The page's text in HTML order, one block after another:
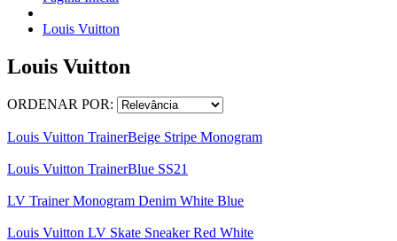
Louis Vuitton
Louis Vuitton
ORDENAR POR:
Louis Vuitton TrainerBeige Stripe Monogram
Louis Vuitton TrainerBlue SS21
LV Trainer Monogram Denim White Blue
Louis Vuitton LV Skate Sneaker Red White